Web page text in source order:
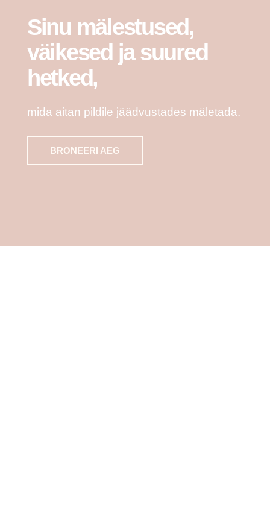
Sinu mälestused,
väikesed ja suured
hetked,
mida aitan pildile jäädvustades mäletada.
BRONEERI AEG